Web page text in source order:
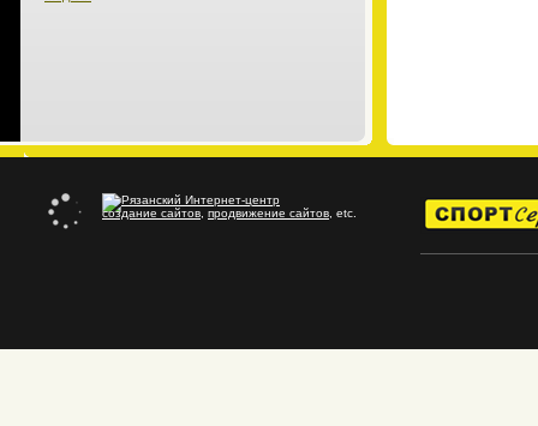
создание сайтов продвижение сайтов , etc.